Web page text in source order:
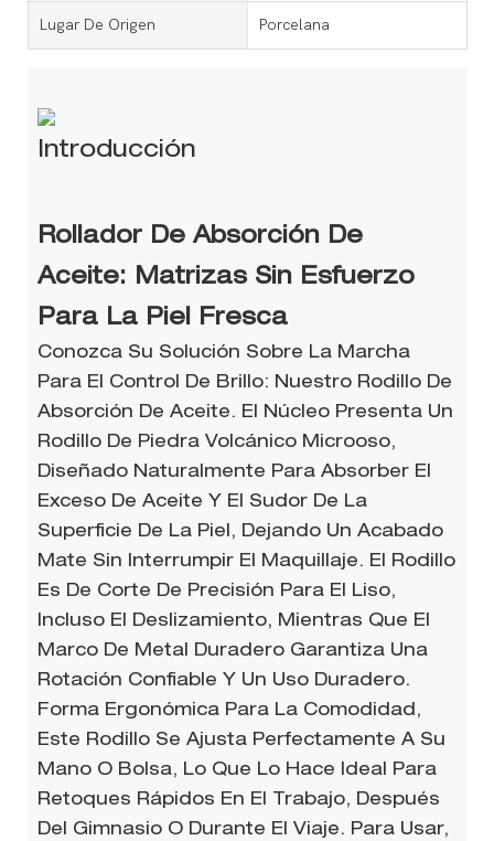
Lugar De Origen Porcelana
Introducción
Rollador De Absorción De
Aceite: Matrizas Sin Esfuerzo
Para La Piel Fresca
Conozca Su Solución Sobre La Marcha
Para El Control De Brillo: Nuestro Rodillo De
Absorción De Aceite. El Núcleo Presenta Un
Rodillo De Piedra Volcánico Microoso,
Diseñado Naturalmente Para Absorber El
Exceso De Aceite Y El Sudor De La
Superficie De La Piel, Dejando Un Acabado
Mate Sin Interrumpir El Maquillaje. El Rodillo
Es De Corte De Precisión Para El Liso,
Incluso El Deslizamiento, Mientras Que El
Marco De Metal Duradero Garantiza Una
Rotación Confiable Y Un Uso Duradero.
Forma Ergonómica Para La Comodidad,
Este Rodillo Se Ajusta Perfectamente A Su
Mano O Bolsa, Lo Que Lo Hace Ideal Para
Retoques Rápidos En El Trabajo, Después
Del Gimnasio O Durante El Viaje. Para Usar,